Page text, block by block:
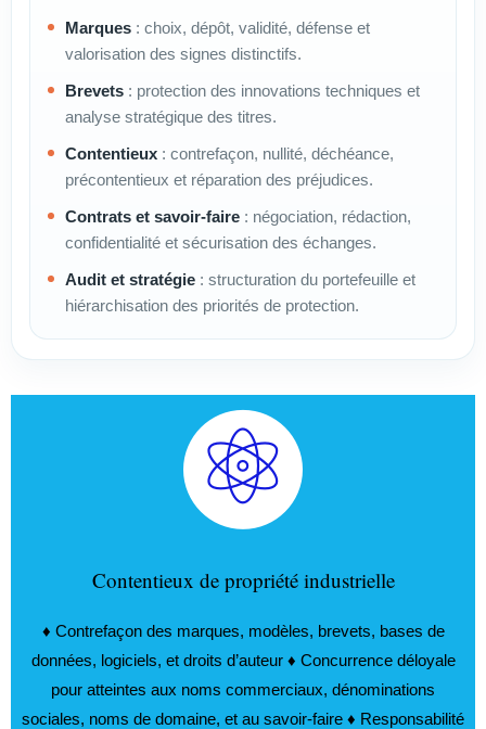
Marques : choix, dépôt, validité, défense et
valorisation des signes distinctifs.
Brevets : protection des innovations techniques et
analyse stratégique des titres.
Contentieux : contrefaçon, nullité, déchéance,
précontentieux et réparation des préjudices.
Contrats et savoir-faire : négociation, rédaction,
confidentialité et sécurisation des échanges.
Audit et stratégie : structuration du portefeuille et
hiérarchisation des priorités de protection.
Contentieux de propriété industrielle
♦ Contrefaçon des marques, modèles, brevets, bases de
données, logiciels, et droits d’auteur ♦ Concurrence déloyale
pour atteintes aux noms commerciaux, dénominations
sociales, noms de domaine, et au savoir-faire ♦ Responsabilité